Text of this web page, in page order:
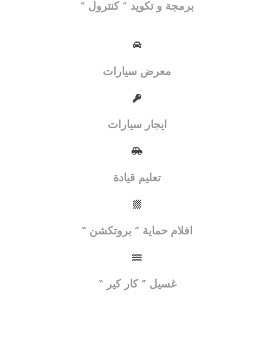
برمجة و تكويد ” كنترول “
معرض سيارات
ايجار سيارات
تعليم قيادة
افلام حماية ” بروتكشن “
غسيل ” كار كير “